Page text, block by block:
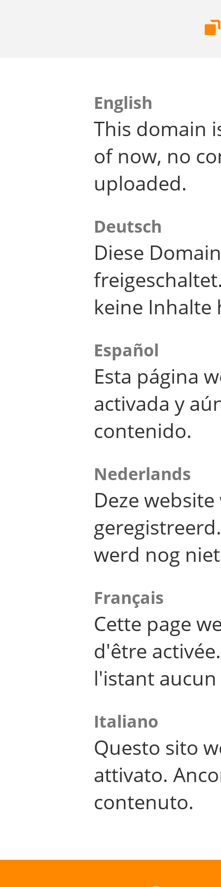
English
This domain
of now, no
uploaded.
Deutsch
Diese
keine Inhalte
Español
Esta página
activada y
contenido.
Nederlands
Deze
werd nog
Français
Cette page
d'être
l'istant
Italiano
Questo sito
attivato.
contenuto.